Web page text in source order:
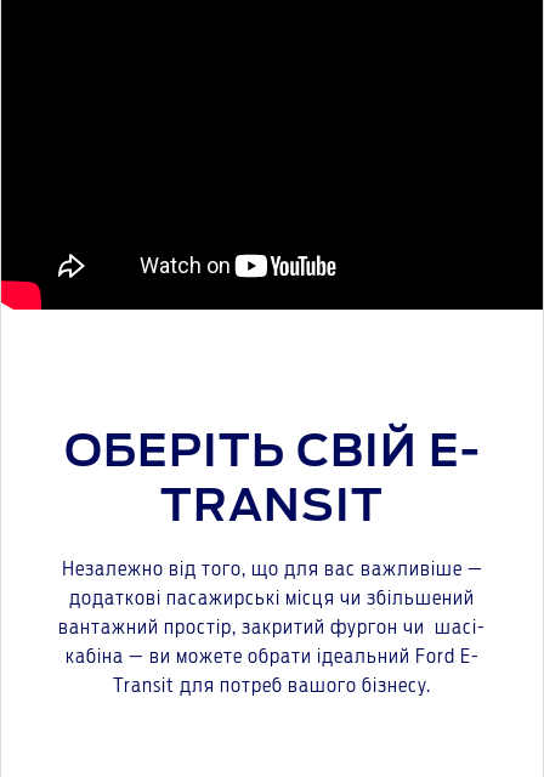
ОБЕРІТЬ СВІЙ E-
TRANSIT
Незалежно від того, що для вас важливіше —
додаткові пасажирські місця чи збільшений
вантажний простір, закритий фургон чи шасі-
кабіна — ви можете обрати ідеальний Ford E-
Transit для потреб вашого бізнесу.